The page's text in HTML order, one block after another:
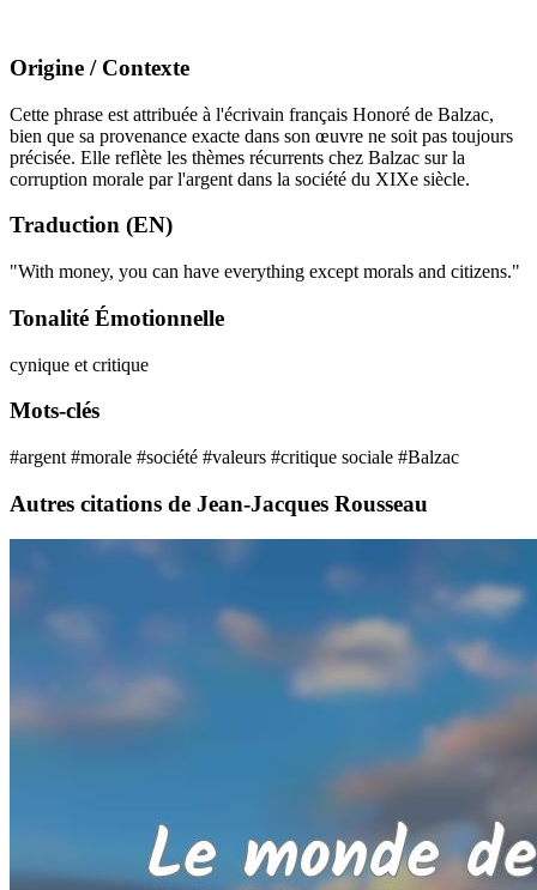
Origine / Contexte
Cette phrase est attribuée à l'écrivain français Honoré de Balzac,
bien que sa provenance exacte dans son œuvre ne soit pas toujours
précisée. Elle reflète les thèmes récurrents chez Balzac sur la
corruption morale par l'argent dans la société du XIXe siècle.
Traduction (EN)
"With money, you can have everything except morals and citizens."
Tonalité Émotionnelle
cynique et critique
Mots-clés
#argent #morale #société #valeurs #critique sociale #Balzac
Autres citations de Jean-Jacques Rousseau